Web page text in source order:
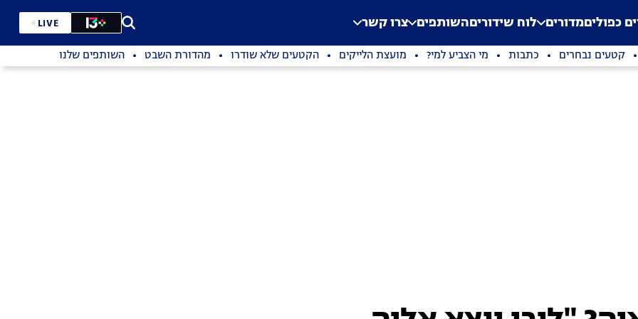
Application error: a
. כפוליםמדורים לוח שידוריםהשותפים צרו קשר LIVE
קטעים נבחרים כתבות מי הצביע למי? מועצת הלייקים הקטעים שלא שודרו מהדורת השבט השותפים שלנו